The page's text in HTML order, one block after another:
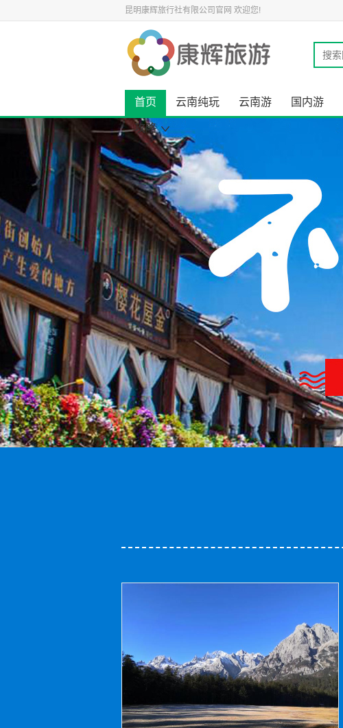
昆明康辉旅行社有限公司官网 欢迎您!
首页 云南纯玩 云南游 国内游
攻略
景点大全
康辉旅游资讯
云南旅游攻略
国内旅游攻略
出境旅游攻略
景点旅游攻略
美食小吃攻略
旅游酒店攻略
自驾游攻略